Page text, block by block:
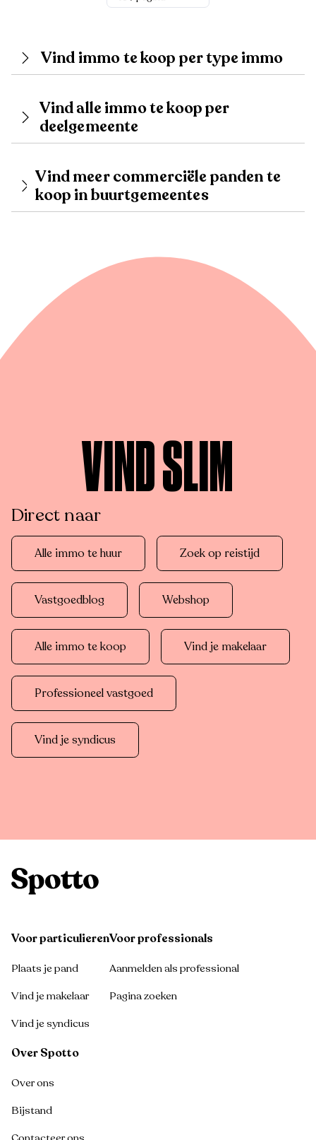
Vind immo te koop per type immo
Vind alle immo te koop per
deelgemeente
Vind meer commerciële panden te
koop in buurtgemeentes
VIND SLIM
Direct naar
Alle immo te huur Zoek op reistijd
Vastgoedblog Webshop
Alle immo te koop Vind je makelaar
Professioneel vastgoed
Vind je syndicus
Voor particulieren
Plaats je pand
Vind je makelaar
Vind je syndicus
Voor professionals
Aanmelden als professional
Pagina zoeken
Over Spotto
Over ons
Bijstand